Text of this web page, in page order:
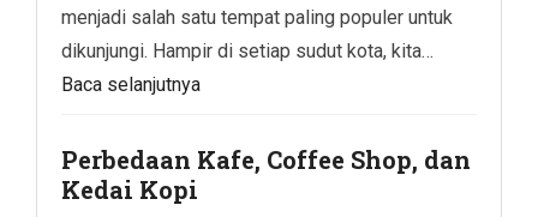
menjadi salah satu tempat paling populer untuk
dikunjungi. Hampir di setiap sudut kota, kita…
Baca selanjutnya
Perbedaan Kafe, Coffee Shop, dan
Kedai Kopi